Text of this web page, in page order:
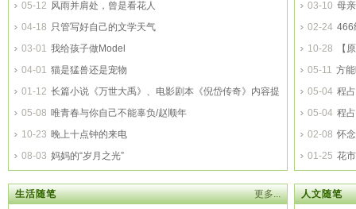
05-12 风雨并肩处，曾是看花人
04-18 只管写好自己的文学天气
03-01 我给孩子做Model
04-01 猫是猛兽还是宠物
01-12 长篇小说《万世大禹》、电影剧本《倪岱传奇》内容提
要
05-08 唯青春与你自己不能辜负/赵顺年
10-23 晚上十点钟的来电
08-03 妈妈的“岁月之光”
03-10 母
02-24 466
10-28
【
05-11 方
05-04 程
05-04 程
02-08 怀
01-25 花市
生活随笔 更多... 人文随笔